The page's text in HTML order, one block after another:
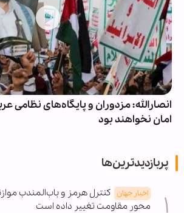
انصارالله: مزدوران و پایگاه‌های نظامی
امان نخواهند بود
پربازدیدترین‌ها
اخبار جهان کنترل هرمز و باب‌المندب
محور مقاومت تغییر داده است